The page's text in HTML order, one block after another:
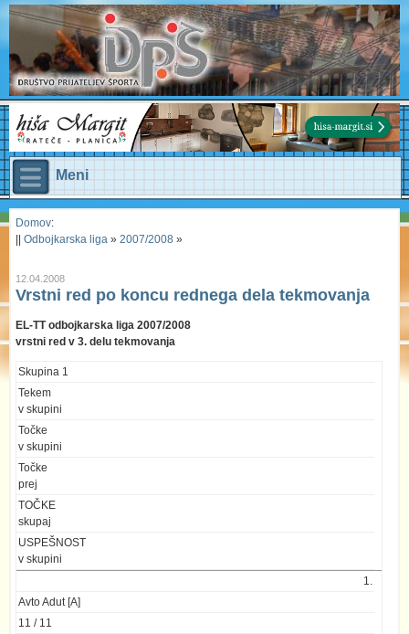
Meni
Domov:
Odbojkarska liga » 2007/2008 »
12.04.2008
Vrstni red po koncu rednega dela tekmovanja
EL-TT odbojkarska liga 2007/2008
vrstni red v 3. delu tekmovanja
Skupina 1
Tekem
v skupini
Točke
v skupini
Točke
prej
TOČKE
skupaj
USPEŠNOST
v skupini
1.
Avto Adut [A]
11 / 11